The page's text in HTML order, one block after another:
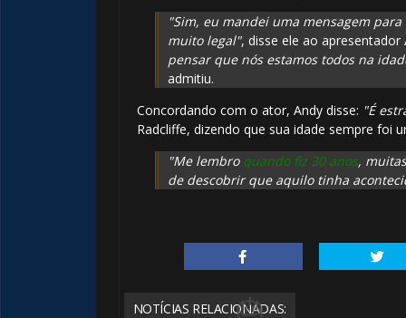
"Sim, eu mandei uma mensagem
muito legal", disse ele ao apresentador
pensar que nós estamos todos na
admitiu.
Concordando com o ator, Andy disse: "É
Radcliffe, dizendo que sua idade sempre foi
"Me lembro quando fiz 30 anos,
de descobrir que aquilo tinha
NOTÍCIAS RELACIONADAS:
1️⃣ 8️⃣